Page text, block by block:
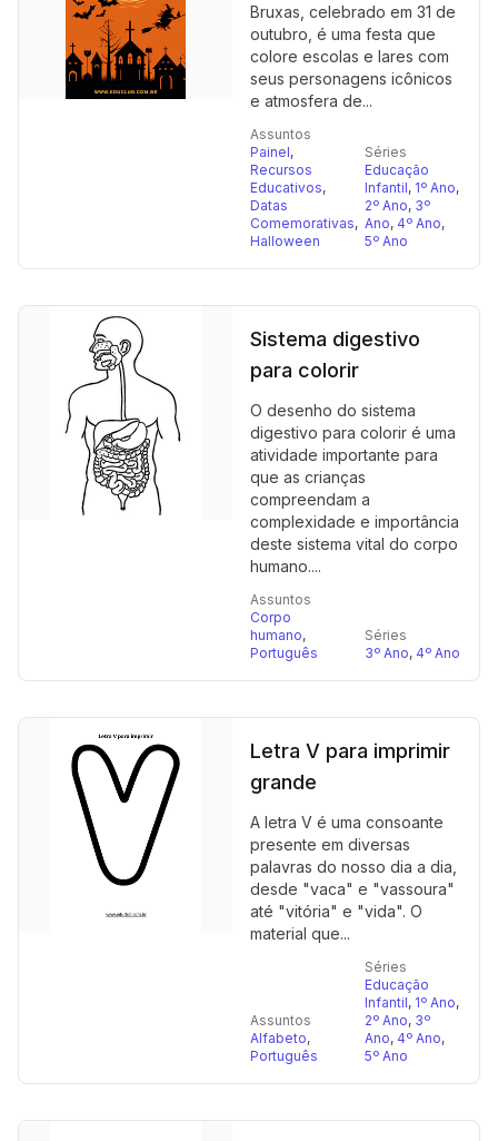
Bruxas, celebrado em 31 de
outubro, é uma festa que
colore escolas e lares com
seus personagens icônicos
e atmosfera de...
Assuntos
Painel,
Recursos
Educativos,
Datas
Comemorativas,
Halloween
Séries
Educação
Infantil, 1º Ano,
2º Ano, 3º
Ano, 4º Ano,
5º Ano
Sistema digestivo
para colorir
O desenho do sistema
digestivo para colorir é uma
atividade importante para
que as crianças
compreendam a
complexidade e importância
deste sistema vital do corpo
humano....
Assuntos
Corpo
humano,
Português
Séries
3º Ano, 4º Ano
Letra V para imprimir
grande
A letra V é uma consoante
presente em diversas
palavras do nosso dia a dia,
desde "vaca" e "vassoura"
até "vitória" e "vida". O
material que...
Assuntos
Alfabeto,
Português
Séries
Educação
Infantil, 1º Ano,
2º Ano, 3º
Ano, 4º Ano,
5º Ano